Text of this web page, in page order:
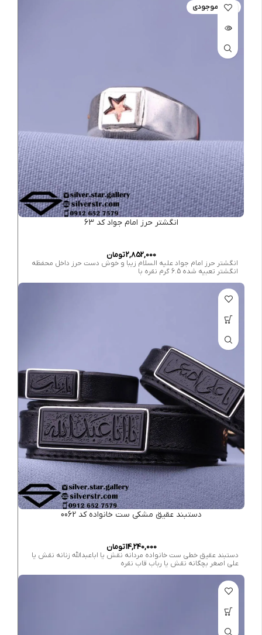
اتمام موجودی
انگشتر حرز امام جواد کد 63
2,852,000تومان
انگشتر حرز امام جواد علیه السلام زیبا و خوش دست حرز داخل محفظه
انگشتر تعبیه شده 6.5 گرم نقره با
دستبند عقیق مشکی ست خانواده کد 0062
14,240,000تومان
دستبند عقیق خطی ست خانواده مردانه نقش یا اباعبدالله زنانه نقش یا
علی اصغر بچگانه نقش یا رباب قاب نقره